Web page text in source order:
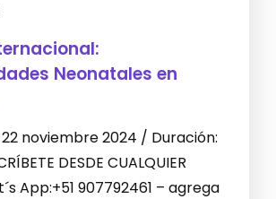
Neonatales en
22 noviembre 2024 / Duración:
DESDE CUALQUIER
App:+51 907792461 – agrega